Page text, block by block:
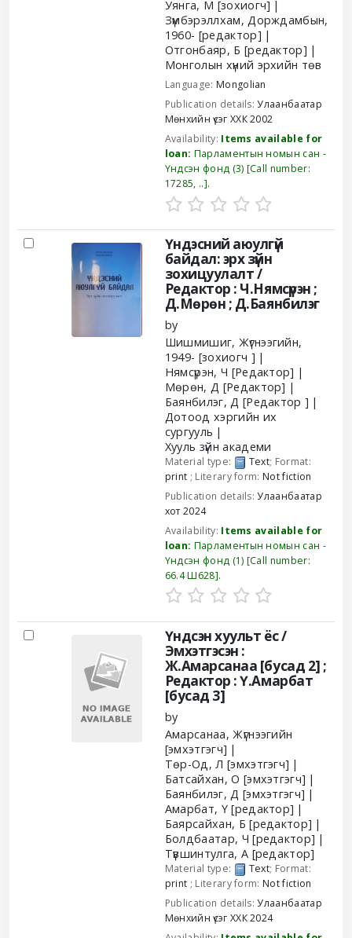
Уянга, М [зохиогч]
Зүмбэрэллхам, Дорждамбын,
1960- [редактор]
Отгонбаяр, Б [редактор]
Монголын хүний эрхийн төв
Language: Mongolian
Publication details:Улаанбаатар
Мөнхийн үсэг ХХК2002
Availability: Items available for
loan: Парламентын номын сан -
Үндсэн фонд (3) Call number:
17285, .. .
Үндэсний аюулгүй
байдал: эрх зүйн
зохицуулалт /
Редактор : Ч.Нямсүрэн ;
Д.Мөрөн ; Д.Баянбилэг
by
Шишмишиг, Жүгнээгийн,
1949- [зохиогч ]
Нямсүрэн, Ч [Редактор]
Мөрөн, Д [Редактор]
Баянбилэг, Д [Редактор ]
Дотоод хэргийн их
сургууль
Хууль зүйн академи
Material type: Text; Format:
print ; Literary form:Not fiction
Publication details:Улаанбаатар
хот 2024
Availability: Items available for
loan: Парламентын номын сан -
Үндсэн фонд (1) Call number:
66.4 Ш628 .
Үндсэн хуульт ёс /
Эмхэтгэсэн :
Ж.Амарсанаа [бусад 2] ;
Редактор : Ү.Амарбат
[бусад 3]
by
Амарсанаа, Жүгнээгийн
[эмхэтгэгч]
Төр-Од, Л [эмхэтгэгч]
Батсайхан, О [эмхэтгэгч]
Баянбилэг, Д [эмхэтгэгч]
Амарбат, Ү[редактор]
Баярсайхан, Б [редактор]
Болдбаатар, Ч [редактор]
Түвшинтулга, А [редактор]
Material type: Text; Format:
print ; Literary form:Not fiction
Publication details:Улаанбаатар
Мөнхийн үсэг ХХК2024